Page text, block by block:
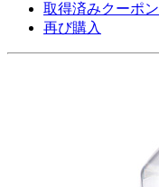
取得済みクーポン
再び購入